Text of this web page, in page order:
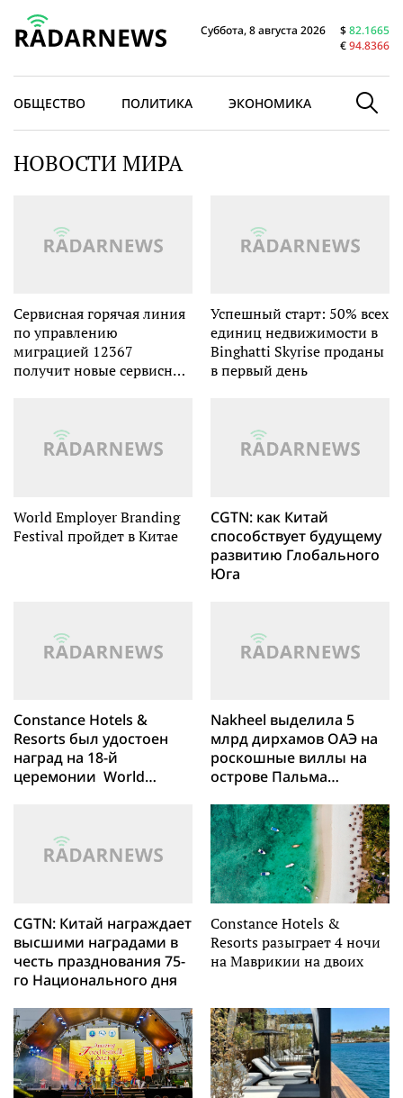
Суббота, 8 августа 2026 $82.1665
€94.8366
ОБЩЕСТВО ПОЛИТИКА ЭКОНОМИКА В МИРЕ
НОВОСТИ МИРА
Сервисная горячая линия
по управлению
миграцией 12367
получит новые сервисные
Успешный старт: 50% всех
единиц недвижимости в
Binghatti Skyrise проданы
в первый день
World Employer Branding
Festival пройдет в Китае
CGTN: как Китай
способствует будущему
развитию Глобального
Юга
Constance Hotels &
Resorts был удостоен
наград на 18-й
церемонии World
Nakheel выделила 5
млрд дирхамов ОАЭ на
роскошные виллы на
острове Пальма
CGTN: Китай награждает
высшими наградами в
честь празднования 75-
го Национального дня
Constance Hotels &
Resorts разыграет 4 ночи
на Маврикии на двоих